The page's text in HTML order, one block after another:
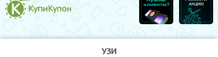
УЗИ